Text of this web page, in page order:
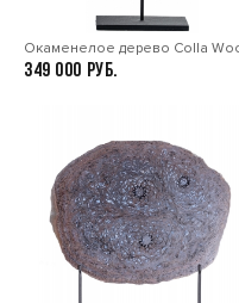
Окаменелое дерево Colla
349 000